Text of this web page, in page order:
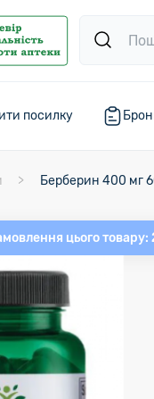
посилку
Берберин 400 мг
цього товару: